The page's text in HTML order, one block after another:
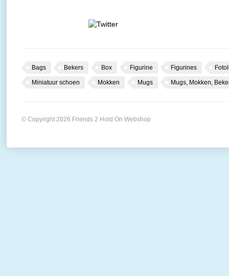
Bags Bekers Box Figurine Figurines
Miniatuur schoen Mokken Mugs Mugs, Mokken,
© Copyright 2026 Friends 2 Hold On Webshop